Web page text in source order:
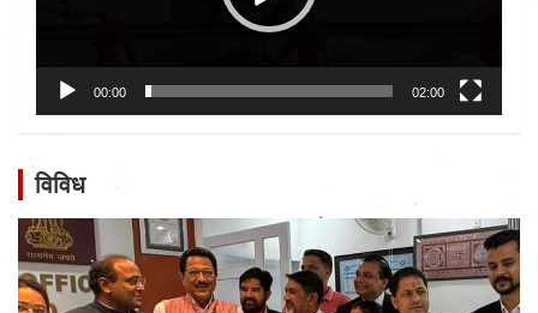
00:00 02:00
विविध